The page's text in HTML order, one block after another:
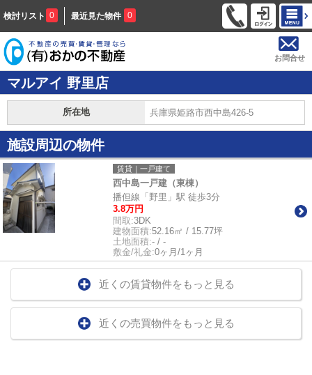
検討リスト 0 最近見た物件 0
お問合せ
マルアイ 野里店
所在地 兵庫県姫路市西中島426-5
施設周辺の物件
賃貸｜一戸建て
西中島一戸建（東棟）
播但線「野里」駅 徒歩3分
3.8万円
間取:3DK
建物面積:52.16㎡ / 15.77坪
土地面積:- / -
敷金/礼金:0ヶ月/1ヶ月
近くの賃貸物件をもっと見る
近くの売買物件をもっと見る